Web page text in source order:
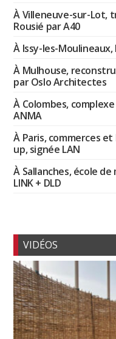
À Villeneuve-sur-Lot,
Rousié par A40
À Issy-les-
À Mulhouse,
par Oslo Architectes
À Colombes,
ANMA
À Paris, commerces
up, signée LAN
À Sallanches, école
LINK + DLD
VIDÉOS